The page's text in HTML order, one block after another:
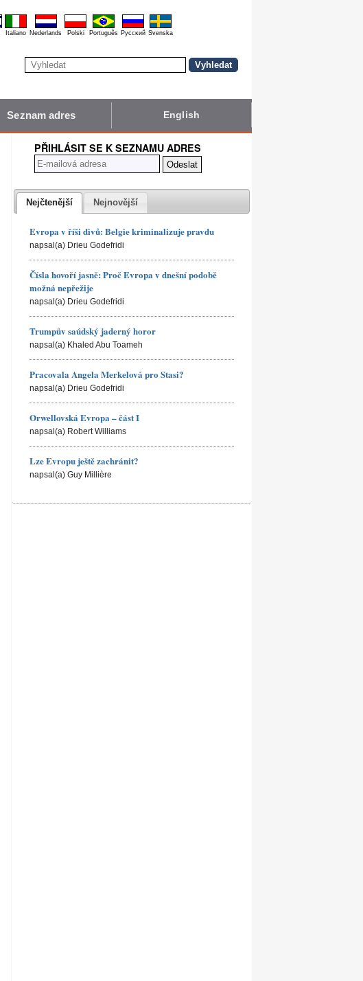
Italiano Nederlands Polski Português Pyccĸий Svenska
Seznam adres English
PŘIHLÁSIT SE K SEZNAMU ADRES
Nejčtenější Nejnovější
Evropa v říši divů: Belgie kriminalizuje pravdu
napsal(a) Drieu Godefridi
Čísla hovoří jasně: Proč Evropa v dnešní podobě
možná nepřežije
napsal(a) Drieu Godefridi
Trumpův saúdský jaderný horor
napsal(a) Khaled Abu Toameh
Pracovala Angela Merkelová pro Stasi?
napsal(a) Drieu Godefridi
Orwellovská Evropa – část I
napsal(a) Robert Williams
Lze Evropu ještě zachránit?
napsal(a) Guy Millière